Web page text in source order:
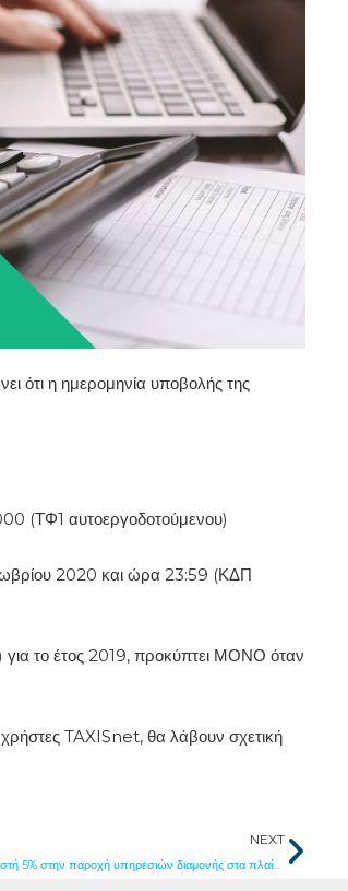
ότι η ημερομηνία υποβολής της
(ΤΦ1 αυτοεργοδοτούμενου)
2020 και ώρα 23:59 (ΚΔΠ
για το έτος 2019, προκύπτει ΜΟΝΟ όταν
χρήστες TAXISnet, θα λάβουν σχετική
NEXT
Επιβολή μειωμένου συντελεστή 5% στην παροχή υπηρεσιών διαμονής στα πλαίσια του ξενοδοχειακού τομέα, εστιατορίων και εστίασης και μεταφοράς επιβατών στη Δημοκρατία